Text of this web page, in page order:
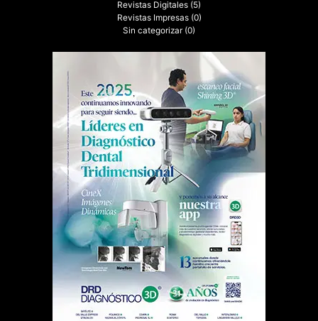
Revistas Digitales (5)
Revistas Impresas (0)
Sin categorizar (0)